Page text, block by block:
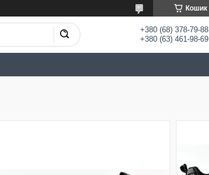
Кошик
+380 (68) 378-79-88
+380 (63) 461-98-69